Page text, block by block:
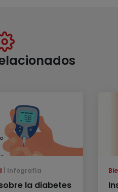
Infografía
la diabetes